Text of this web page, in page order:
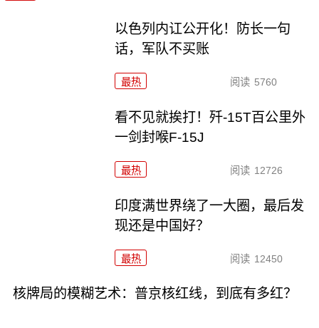
以色列内讧公开化！防长一句
话，军队不买账
最热 阅读 5760
看不见就挨打！歼-15T百公里外
一剑封喉F-15J
最热 阅读 12726
印度满世界绕了一大圈，最后发
现还是中国好？
最热 阅读 12450
核牌局的模糊艺术：普京核红线，到底有多红？